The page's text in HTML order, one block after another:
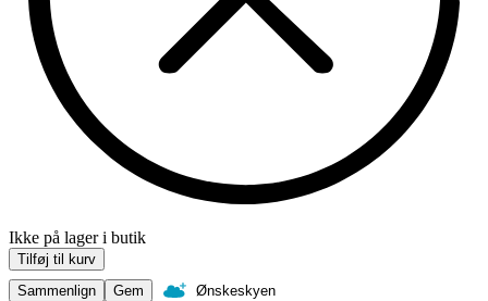
Ikke på lager i butik
Tilføj til kurv
Sammenlign
Gem Ønskeskyen